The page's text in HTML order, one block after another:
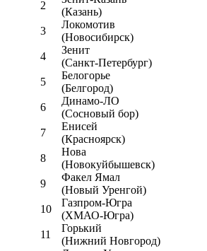
2
(Казань)
3
Локомотив
(Новосибирск)
4
Зенит
(Санкт-Петербург)
5
Белогорье
(Белгород)
6
Динамо-ЛО
(Сосновый бор)
7
Енисей
(Красноярск)
8
Нова
(Новокуйбышевск)
9
Факел Ямал
(Новый Уренгой)
10
Газпром-Югра
(ХМАО-Югра)
11
Горький
(Нижний Новгород)